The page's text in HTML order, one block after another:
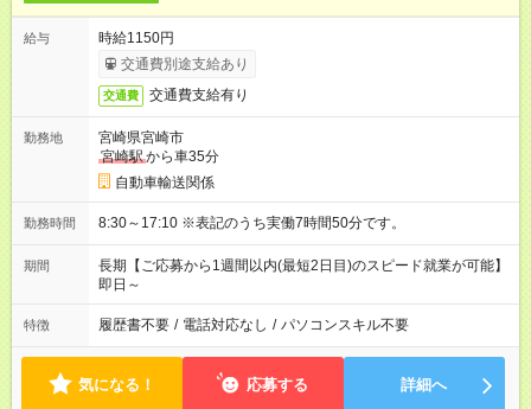
給与
時給1150円
交通費別途支給あり
交通費 交通費支給有り
勤務地
宮崎県宮崎市
宮崎駅から車35分
自動車輸送関係
勤務時間 8:30～17:10 ※表記のうち実働7時間50分です。
期間
長期【ご応募から1週間以内(最短2日目)のスピード就業が可能】
即日～
特徴 履歴書不要 / 電話対応なし / パソコンスキル不要
気になる！ 応募する 詳細へ